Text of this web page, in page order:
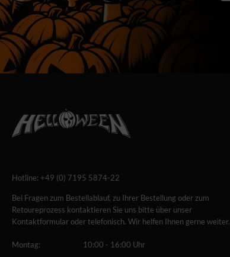
Hotline: +49 (0) 7195 5874-22
Bei Fragen zum Bestellablauf, zu Ihrer Bestellung oder zum
Retoureprozess kontaktieren Sie uns bitte über unser
Kontaktformular oder telefonisch. Wir helfen Ihnen gerne weiter.
Montag:
10:00 - 16:00 Uhr